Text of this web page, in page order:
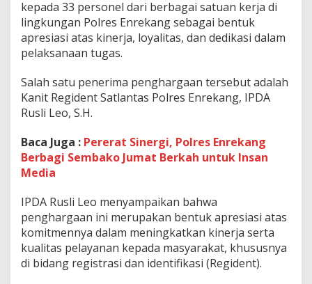
a
r
g
a
a
D
e
k
a
s
e
j
a
d
a
kepada 33 personel dari berbagai satuan kerja di
lingkungan Polres Enrekang sebagai bentuk
apresiasi atas kinerja, loyalitas, dan dedikasi dalam
pelaksanaan tugas.
Salah satu penerima penghargaan tersebut adalah
Kanit Regident Satlantas Polres Enrekang, IPDA
Rusli Leo, S.H.
Baca Juga : Pererat Sinergi, Polres Enrekang
Berbagi Sembako Jumat Berkah untuk Insan
Media
IPDA Rusli Leo menyampaikan bahwa
penghargaan ini merupakan bentuk apresiasi atas
komitmennya dalam meningkatkan kinerja serta
kualitas pelayanan kepada masyarakat, khususnya
di bidang registrasi dan identifikasi (Regident).